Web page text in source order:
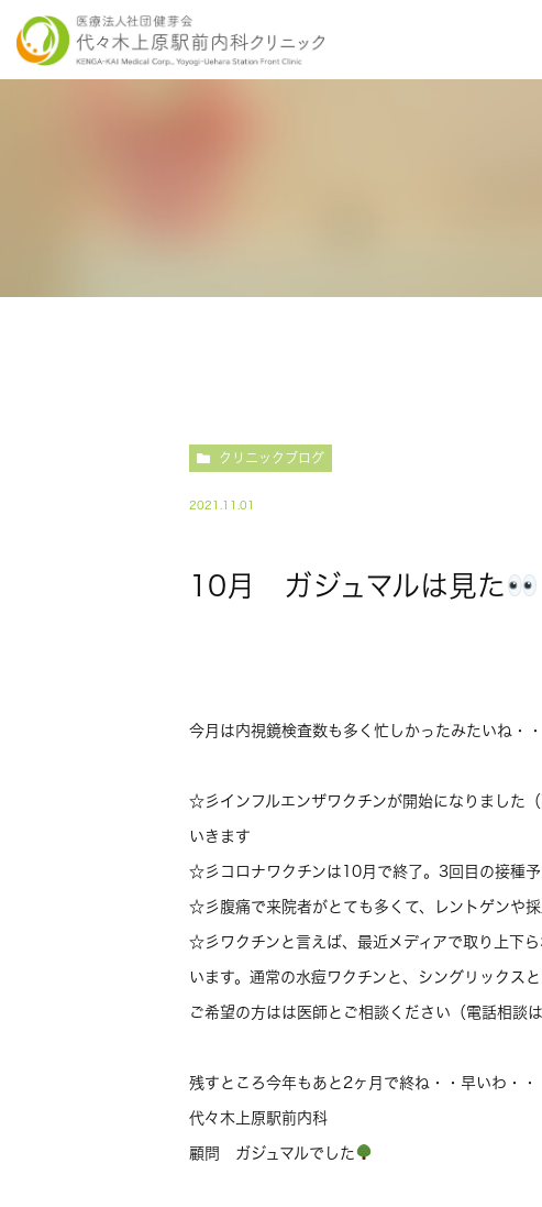
大腸内
クリニックブログ
2021.11.01
10月 ガジュマルは見た
今月は内視鏡検査数も多く忙しかったみたいね・・
☆彡インフルエンザワクチンが開始になりました
いきます
☆彡コロナワクチンは10月で終了。3回目の接種予
☆彡腹痛で来院者がとても多くて、レントゲンや
☆彡ワクチンと言えば、最近メディアで取り上下
います。通常の水痘ワクチンと、シングリックス
ご希望の方はは医師とご相談ください（電話相談は
残すところ今年もあと2ヶ月で終ね・・早いわ・・
代々木上原駅前内科
顧問 ガジュマルでした